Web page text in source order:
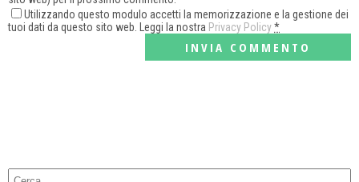
Utilizzando questo modulo accetti la memorizzazione e la gestione dei
tuoi dati da questo sito web. Leggi la nostra Privacy Policy*